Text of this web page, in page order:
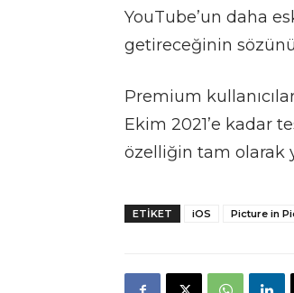
YouTube’un daha
getireceğinin
Premium
Ekim 2021’e kadar
özelliğin tam olarak
ETIKET iOS Picture in